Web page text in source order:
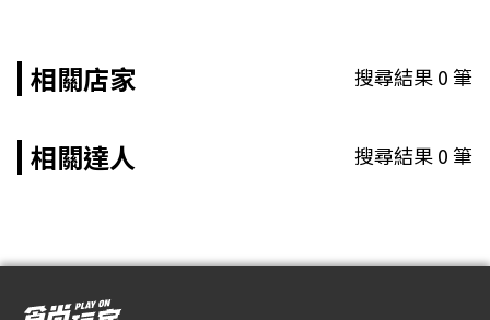
相關店家 搜尋結果0筆
相關達人 搜尋結果0筆